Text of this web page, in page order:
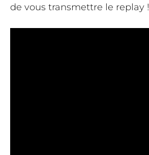
de vous transmettre le replay !